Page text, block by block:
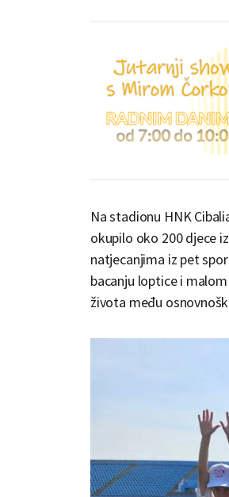
Na stadionu HNK
okupilo oko 200 djece
natjecanjima iz pet
bacanju loptice i
života među